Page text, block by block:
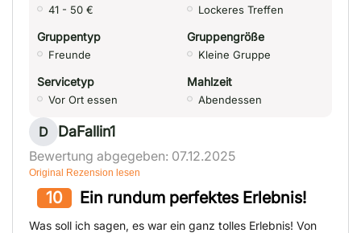
41 - 50 € Lockeres Treffen
Gruppentyp
Freunde
Gruppengröße
Kleine Gruppe
Servicetyp
Vor Ort essen
Mahlzeit
Abendessen
D DaFallin1
Bewertung abgegeben: 07.12.2025
Original Rezension lesen
10 Ein rundum perfektes Erlebnis!
Was soll ich sagen, es war ein ganz tolles Erlebnis! Von